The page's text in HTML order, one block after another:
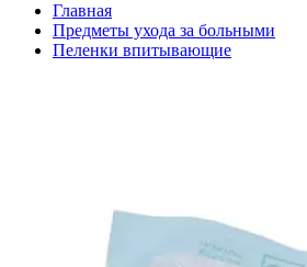
Главная
Предметы ухода за больными
Пеленки впитывающие